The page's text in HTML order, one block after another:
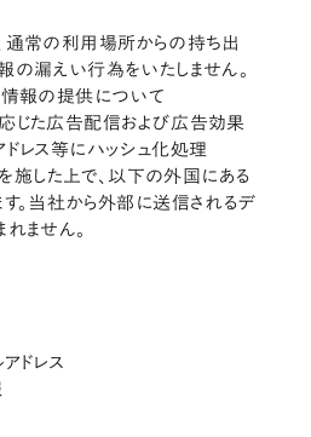
通常の利用場所からの持ち出
の漏えい行為をいたしません。
報の提供について
じた広告配信および広告効果
レス等にハッシュ化処理
施した上で、以下の外国にある
。当社から外部に送信されるデ
ません。
ドレス